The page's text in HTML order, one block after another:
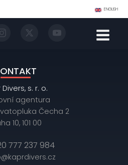
ENGLISH
Divers, s. r. o.
agentura
Čecha 2
10, 101 00
777 237 984